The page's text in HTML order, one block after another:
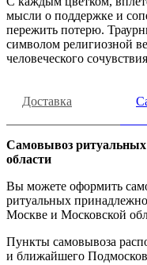
мысли о поддержке и
пережить потерю.
символом религиозной
человеческого
Доставка
Самовывоз
области
Вы можете оформить
ритуальных
Москве и Московской
Пункты самовывоза
и ближайшего